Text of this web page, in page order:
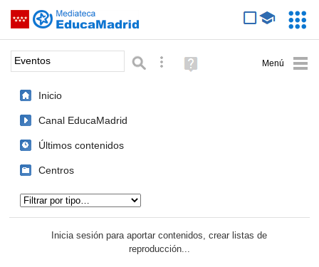
Saltar navegación
Palabra o frase: Búsqueda avanzada
Ayuda
(en
Inicio
Canal EducaMadrid
Últimos contenidos
Centros
Inicia sesión para aportar contenidos, crear listas de
reproducción...